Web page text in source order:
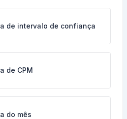
de intervalo de confiança
de CPM
do mês